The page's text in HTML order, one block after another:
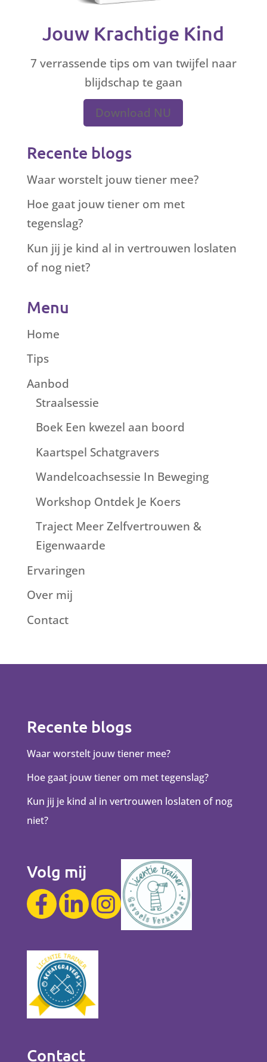
Jouw Krachtige Kind
7 verrassende tips om van twijfel naar
blijdschap te gaan
Download NU
Recente blogs
Waar worstelt jouw tiener mee?
Hoe gaat jouw tiener om met
tegenslag?
Kun jij je kind al in vertrouwen loslaten
of nog niet?
Menu
Home
Tips
Aanbod
Straalsessie
Boek Een kwezel aan boord
Kaartspel Schatgravers
Wandelcoachsessie In Beweging
Workshop Ontdek Je Koers
Traject Meer Zelfvertrouwen &
Eigenwaarde
Ervaringen
Over mij
Contact
Recente blogs
Waar worstelt jouw tiener mee?
Hoe gaat jouw tiener om met tegenslag?
Kun jij je kind al in vertrouwen loslaten of nog
niet?
Volg mij
Contact